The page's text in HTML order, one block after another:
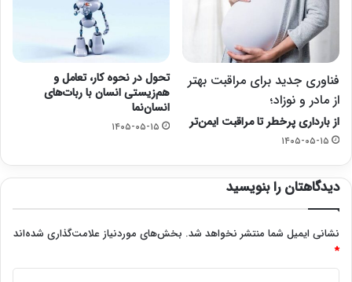
فناوری جدید برای مراقبت بهتر
از مادر و نوزاد؛
از بارداری پرخطر تا مراقبت ایمن‌تر
۱۴۰۵-۰۵-۱۵
تحول در نحوه کار، تعامل و
هم‌زیستی انسان با ربات‌های
انسان‌نما
۱۴۰۵-۰۵-۱۵
دیدگاهتان را بنویسید
نشانی ایمیل شما منتشر نخواهد شد. بخش‌های موردنیاز علامت‌گذاری شده‌اند
*